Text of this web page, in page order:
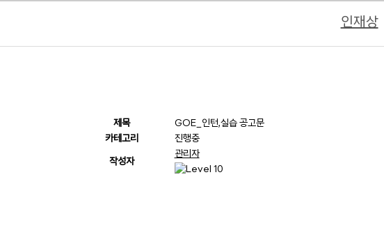
인재상
제목 GOE_인턴,실습 공고문
카테고리
진행중
작성자
관리자